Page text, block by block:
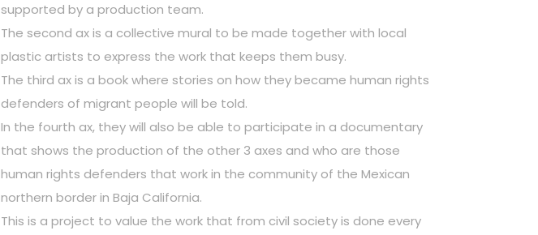
supported by a production team.
The second ax is a collective mural to be made together with local
plastic artists to express the work that keeps them busy.
The third ax is a book where stories on how they became human rights
defenders of migrant people will be told.
In the fourth ax, they will also be able to participate in a documentary
that shows the production of the other 3 axes and who are those
human rights defenders that work in the community of the Mexican
northern border in Baja California.
This is a project to value the work that from civil society is done every